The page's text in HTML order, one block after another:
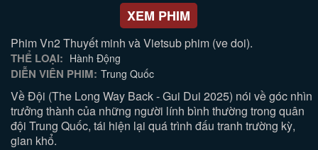
XEM PHIM
Phim Vn2 Thuyết minh và Vietsub phim (ve doi).
THỂ LOẠI: Hành Động
DIỄN VIÊN PHIM: Trung Quốc
Về Đội (The Long Way Back - Gui Dui 2025) nói về góc nhìn
trưởng thành của những người lính bình thường trong quân
đội Trung Quốc, tái hiện lại quá trình đấu tranh trường kỳ,
gian khổ.